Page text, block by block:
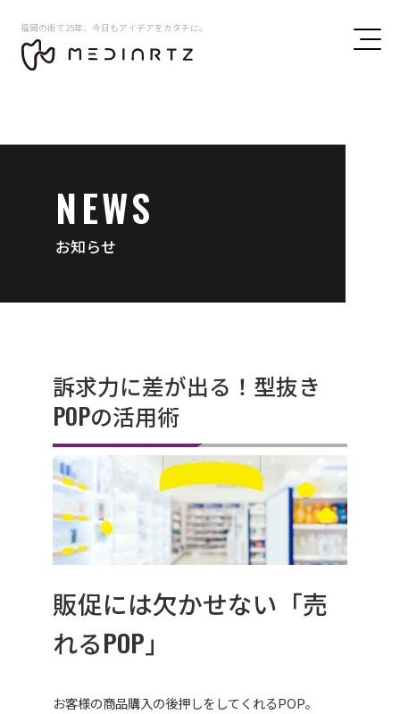
福岡の街で25年、今日もアイデアをカタチに。
NEWS
お知らせ
訴求力に差が出る！型抜き
POPの活用術
販促には欠かせない「売
れるPOP」
お客様の商品購入の後押しをしてくれるPOP。